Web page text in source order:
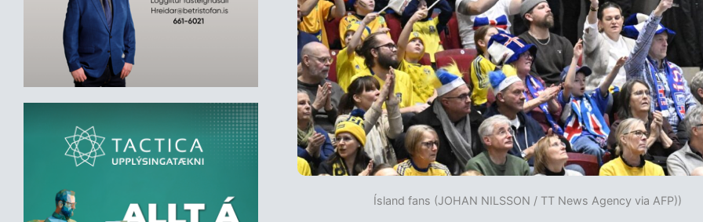
Ísland fans (JOHAN NILSSON / TT News Agency via AFP))